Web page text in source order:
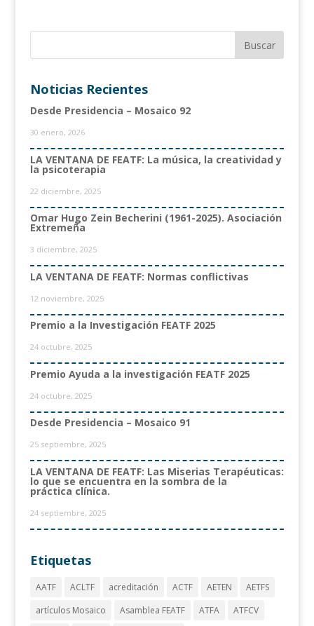
Noticias Recientes
Desde Presidencia – Mosaico 92
30 enero, 2026
LA VENTANA DE FEATF: La música, la creatividad y
la psicoterapia
22 diciembre, 2025
Omar Hugo Zein Becherini (1961-2025). Asociación
Extremeña
3 diciembre, 2025
LA VENTANA DE FEATF: Normas conflictivas
12 noviembre, 2025
Premio a la Investigación FEATF 2025
24 octubre, 2025
Premio Ayuda a la investigación FEATF 2025
24 octubre, 2025
Desde Presidencia – Mosaico 91
25 septiembre, 2025
LA VENTANA DE FEATF: Las Miserias Terapéuticas:
lo que se encuentra en la sombra de la
práctica clínica.
24 septiembre, 2025
Etiquetas
AATF ACLTF acreditación ACTF AETEN
AETFS
artículos Mosaico
Asamblea FEATF ATFA
ATFCV